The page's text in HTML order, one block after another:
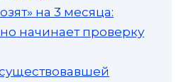
на 3 месяца:
начинает проверку